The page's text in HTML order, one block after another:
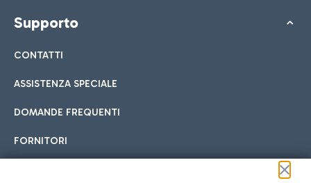
Supporto
CONTATTI
ASSISTENZA SPECIALE
DOMANDE FREQUENTI
FORNITORI